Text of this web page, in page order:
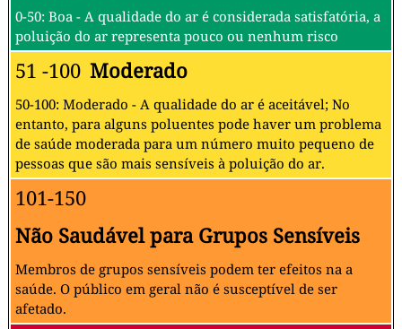
0-50: Boa - A qualidade do ar é considerada satisfatória, a
poluição do ar representa pouco ou nenhum risco
51 -100 Moderado
50-100: Moderado - A qualidade do ar é aceitável; No
entanto, para alguns poluentes pode haver um problema
de saúde moderada para um número muito pequeno de
pessoas que são mais sensíveis à poluição do ar.
101-150
Não Saudável para Grupos Sensíveis
Membros de grupos sensíveis podem ter efeitos na a
saúde. O público em geral não é susceptível de ser
afetado.